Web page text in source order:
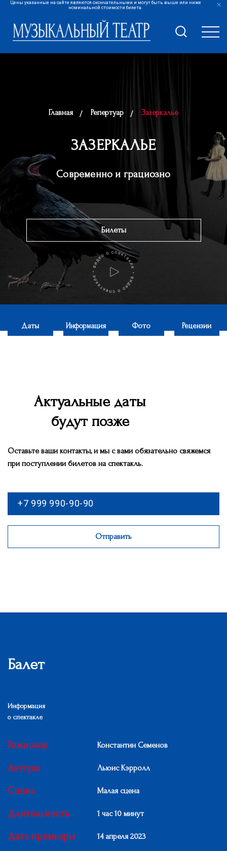
Цены указанные на сайте являются окончательными и могут быть выше или ниже
номинальной стоимости билета.
Главная Репертуар Зазеркалье
ЗАЗЕРКАЛЬЕ
Современно и грациозно
Билеты
Даты Информация Фото Рецензии
Актуальные даты
будут позже
Оставьте ваши контакты, и мы c вами обязательно свяжемся
при поступлении билетов на спектакль.
Отправить
Балет
Информация
о спектакле
Режиссер Константин Семенов
Авторы Льюис Кэрролл
Сцена Малая сцена
Длительность 1 час 10 минут
Дата премьеры 14 апреля 2023